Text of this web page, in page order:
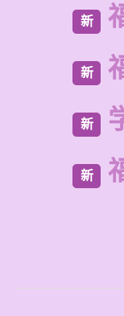
新
新
新
新